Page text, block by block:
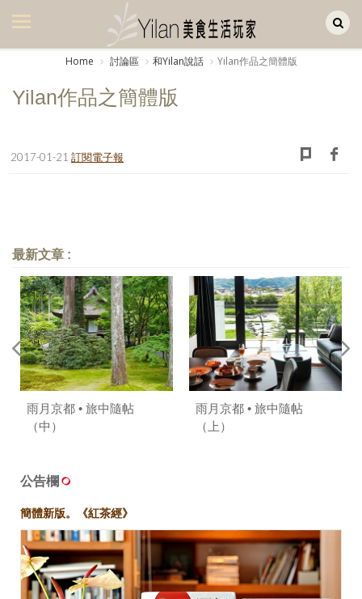
美食集
書房集
日記簿
餐桌週記
享樂隨手拍
照相簿
影音區
歷史區
關於Yilan
個人著作
活動實況記錄
Home 討論區 和Yilan說話 Yilan作品之簡體版
Yilan作品之簡體版
2017-01-21 訂閱電子報
最新文章 :
雨月京都 • 旅中隨帖
（中）
雨月京都 • 旅中隨帖
（上）
公告欄
簡體新版。《紅茶經》